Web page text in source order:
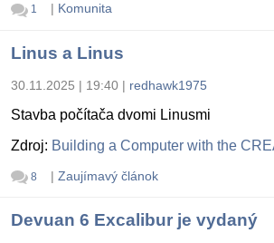
1 | Komunita
Linus a Linus
30.11.2025 | 19:40 | redhawk1975
Stavba počítača dvomi Linusmi
Zdroj: Building a Computer with the
8 | Zaujímavý článok
Devuan 6 Excalibur je vydaný